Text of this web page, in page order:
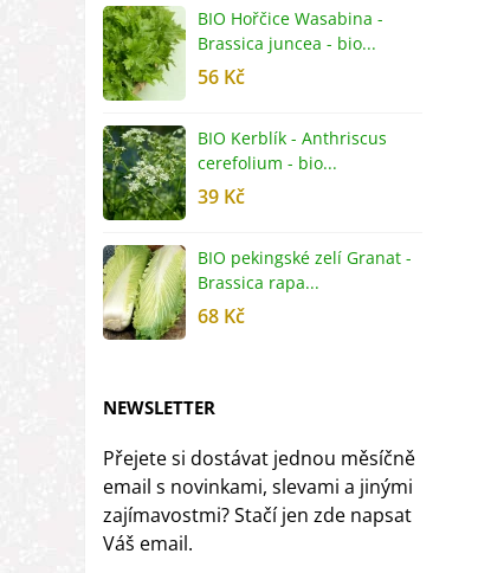
BIO Hořčice Wasabina -
Brassica juncea - bio...
56 Kč
BIO Kerblík - Anthriscus
cerefolium - bio...
39 Kč
BIO pekingské zelí Granat -
Brassica rapa...
68 Kč
NEWSLETTER
Přejete si dostávat jednou měsíčně
email s novinkami, slevami a jinými
zajímavostmi? Stačí jen zde napsat
Váš email.